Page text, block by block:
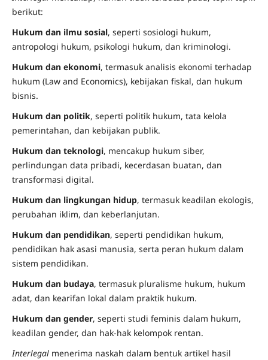
berikut:
Hukum dan ilmu sosial, seperti sosiologi hukum,
antropologi hukum, psikologi hukum, dan kriminologi.
Hukum dan ekonomi, termasuk analisis ekonomi terhadap
hukum (Law and Economics), kebijakan fiskal, dan hukum
bisnis.
Hukum dan politik, seperti politik hukum, tata kelola
pemerintahan, dan kebijakan publik.
Hukum dan teknologi, mencakup hukum siber,
perlindungan data pribadi, kecerdasan buatan, dan
transformasi digital.
Hukum dan lingkungan hidup, termasuk keadilan ekologis,
perubahan iklim, dan keberlanjutan.
Hukum dan pendidikan, seperti pendidikan hukum,
pendidikan hak asasi manusia, serta peran hukum dalam
sistem pendidikan.
Hukum dan budaya, termasuk pluralisme hukum, hukum
adat, dan kearifan lokal dalam praktik hukum.
Hukum dan gender, seperti studi feminis dalam hukum,
keadilan gender, dan hak-hak kelompok rentan.
Interlegalmenerima naskah dalam bentuk artikel hasil